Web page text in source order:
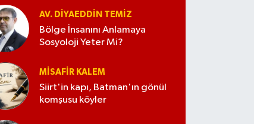
AV. DIYAEDDIN TEMIZ
Bölge İnsanını Anlamaya
Sosyoloji Yeter Mi?
MISAFIR KALEM
Siirt'in kapı, Batman'ın gönül
komşusu köyler